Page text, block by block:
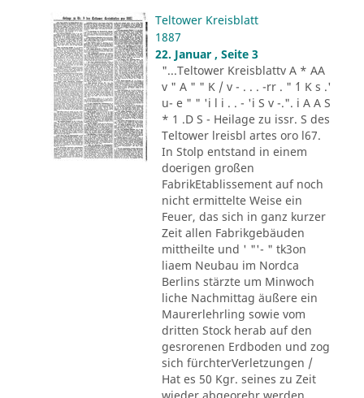
Teltower Kreisblatt
1887
22. Januar , Seite 3
"...Teltower Kreisblattv A * AA
v " A " " K / v - . . . -rr . " ´1 K s .'
u- e " " 'i l i . . - 'i S v -.". i A A S
* 1 .D S - Heilage zu issr. S des
Teltower lreisbl artes oro l67.
In Stolp entstand in einem
doerigen großen
FabrikEtablissement auf noch
nicht ermittelte Weise ein
Feuer, das sich in ganz kurzer
Zeit allen Fabrikgebäuden
mittheilte und ' "'- " tk3on
liaem Neubau im Nordca
Berlins stärzte um Minwoch
liche Nachmittag äußere ein
Maurerlehrling sowie vom
dritten Stock herab auf den
gesrorenen Erdboden und zog
sich fürchterVerletzungen /
Hat es 50 Kgr. seines zu Zeit